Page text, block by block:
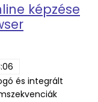
képzése
és integrált